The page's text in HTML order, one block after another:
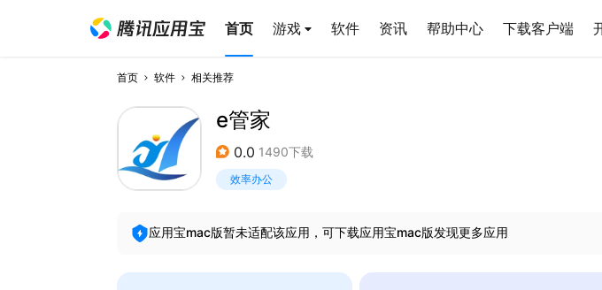
首页 游戏 软件 资讯 帮助中心 下载客户端
首页 软件 相关推荐
e管家
0.0 1490下载
效率办公
应用宝mac版暂未适配该应用，可下载应用宝mac版发现更多应用